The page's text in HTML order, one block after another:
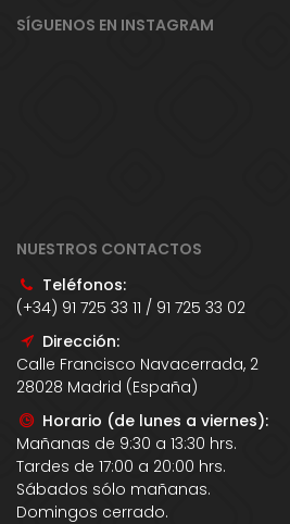
SÍGUENOS EN INSTAGRAM
NUESTROS CONTACTOS
Teléfonos:
(+34) 91 725 33 11 / 91 725 33 02
Dirección:
Calle Francisco Navacerrada, 2
28028 Madrid (España)
Horario (de lunes a viernes):
Mañanas de 9:30 a 13:30 hrs.
Tardes de 17:00 a 20:00 hrs.
Sábados sólo mañanas.
Domingos cerrado.